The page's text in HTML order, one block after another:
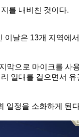
를 내비친 것이다.
이날은 13개 지역에서
막으로 마이크를 사
일대를 걸으면서 유
일정을 소화하게 된